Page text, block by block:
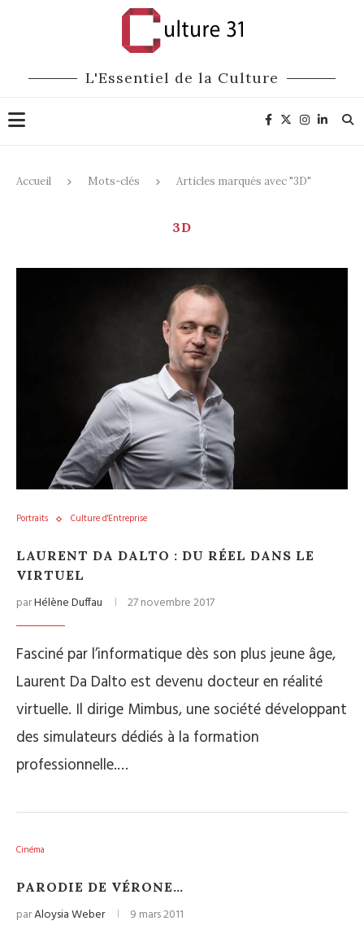
L'Essentiel de la Culture
Accueil Mots-clés Articles marqués avec "3D"
3D
Portraits Culture d'Entreprise
LAURENT DA DALTO : DU RÉEL DANS LE
VIRTUEL
parHélène Duffau 27 novembre 2017
Fasciné par l’informatique dès son plus jeune âge,
Laurent Da Dalto est devenu docteur en réalité
virtuelle. Il dirige Mimbus, une société développant
des simulateurs dédiés à la formation
professionnelle.…
Cinéma
PARODIE DE VÉRONE…
parAloysia Weber 9 mars 2011